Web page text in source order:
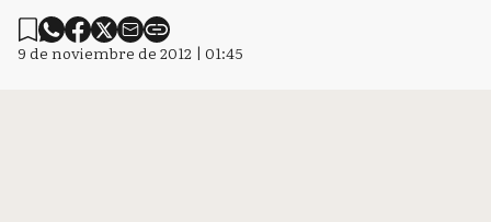
9 de noviembre de 2012 | 01:45